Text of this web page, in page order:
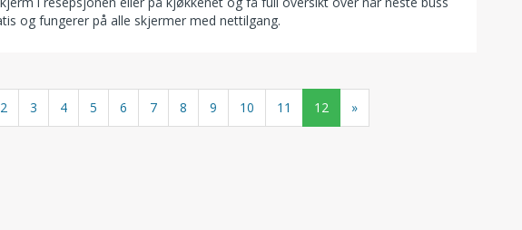
og fungerer på alle skjermer med nettilgang.
2 3 4 5 6 7 8 9 10 11 12 »